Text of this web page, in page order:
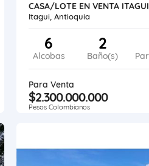
CASA/LOTE EN VENTA ITAGUI
Itagui, Antioquia
6
Alcobas
2
Baño(s)
Para Venta
$2.300.000.000
Pesos Colombianos